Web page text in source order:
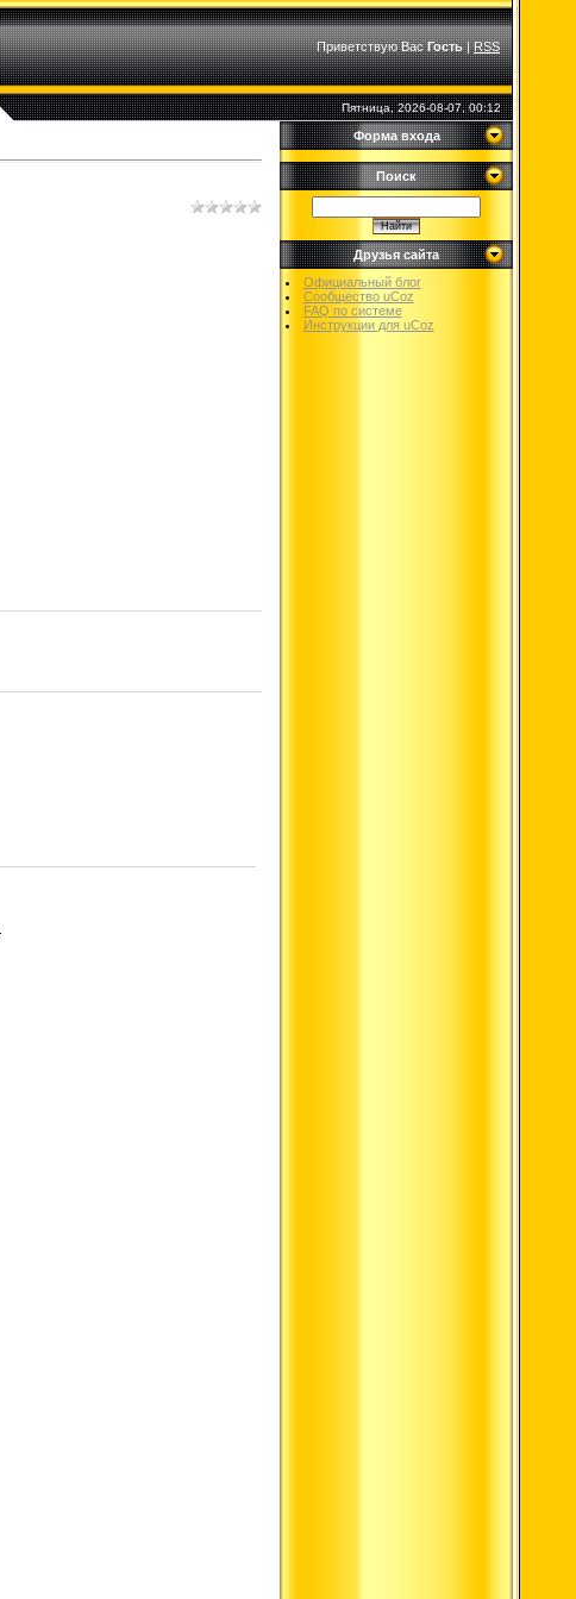
Приветствую Вас Гость|RSS
Пятница, 2026-08-07, 00:12
Форма входа
Поиск
Друзья сайта
Официальный блог
Сообщество uCoz
FAQ по системе
Инструкции для uCoz